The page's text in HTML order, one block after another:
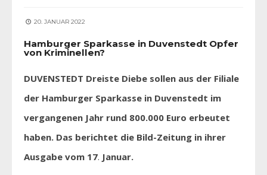
20. JANUAR 2022
Hamburger Sparkasse in Duvenstedt Opfer
von Kriminellen?
DUVENSTEDT Dreiste Diebe sollen aus der Filiale
der Hamburger Sparkasse in Duvenstedt im
vergangenen Jahr rund 800.000 Euro erbeutet
haben. Das berichtet die Bild-Zeitung in ihrer
Ausgabe vom 17. Januar.